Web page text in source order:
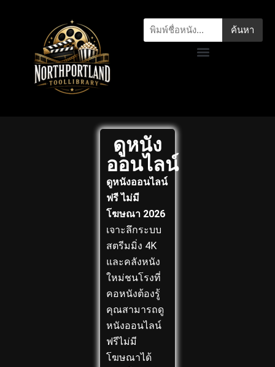
ค้นหา
ดูหนัง
ออนไลน์
ดูหนังออนไลน์
ฟรี ไม่มี
โฆษณา 2026
เจาะลึกระบบ
สตรีมมิ่ง 4K
และคลังหนัง
ใหม่ชนโรงที่
คอหนังต้องรู้
คุณสามารถดู
หนังออนไลน์
ฟรีไม่มี
โฆษณาได้